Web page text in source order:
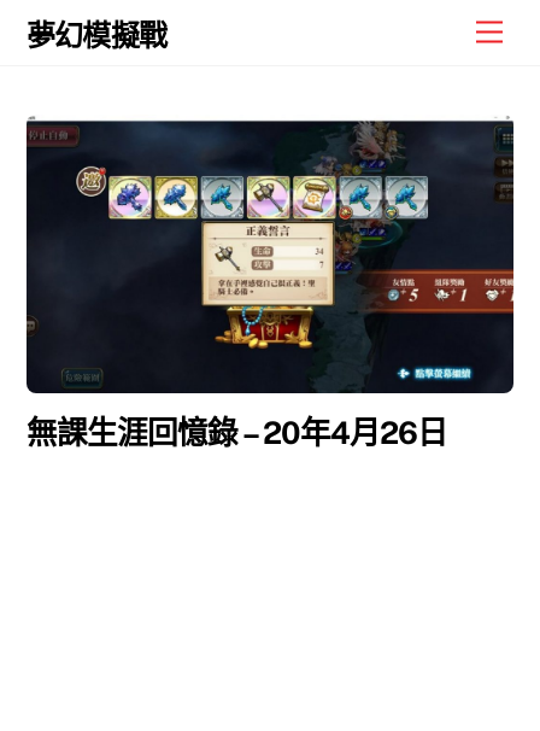
Skip
夢幻模擬戰
無課生涯回憶錄 – 20年4月26日